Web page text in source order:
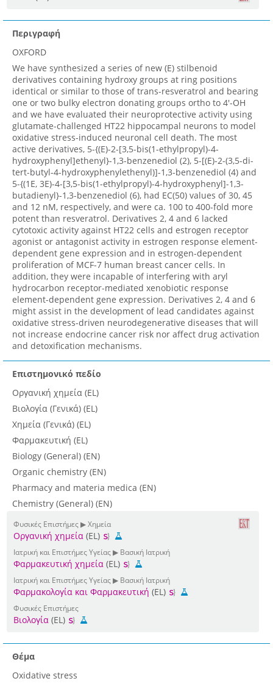
Περιγραφή
OXFORD
We have synthesized a series of new (E) stilbenoid
derivatives containing hydroxy groups at ring positions
identical or similar to those of trans-resveratrol and bearing
one or two bulky electron donating groups ortho to 4'-OH
and we have evaluated their neuroprotective activity using
glutamate-challenged HT22 hippocampal neurons to model
oxidative stress-induced neuronal cell death. The most
active derivatives, 5-{(E)-2-[3,5-bis(1-ethylpropyl)-4-
hydroxyphenyl]ethenyl}-1,3-benzenediol (2), 5-[(E)-2-(3,5-di-
tert-butyl-4-hydroxyphenylethenyl)]-1,3-benzenediol (4) and
5-{(1E, 3E)-4-[3,5-bis(1-ethylpropyl)-4-hydroxyphenyl]-1,3-
butadienyl}-1,3-benzenediol (6), had EC(50) values of 30, 45
and 12 nM, respectively, and were ca. 100 to 400-fold more
potent than resveratrol. Derivatives 2, 4 and 6 lacked
cytotoxic activity against HT22 cells and estrogen receptor
agonist or antagonist activity in estrogen response element-
dependent gene expression and in estrogen-dependent
proliferation of MCF-7 human breast cancer cells. In
addition, they were incapable of interfering with aryl
hydrocarbon receptor-mediated xenobiotic response
element-dependent gene expression. Derivatives 2, 4 and 6
might assist in the development of lead candidates against
oxidative stress-driven neurodegenerative diseases that will
not increase endocrine cancer risk nor affect drug activation
and detoxification mechanisms.
Επιστημονικό πεδίο
Οργανική χημεία (EL)
Βιολογία (Γενικά) (EL)
Χημεία (Γενικά) (EL)
Φαρμακευτική (EL)
Biology (General) (EN)
Organic chemistry (EN)
Pharmacy and materia medica (EN)
Chemistry (General) (EN)
Φυσικές Επιστήμες ▶ Χημεία
Οργανική χημεία (EL)
Ιατρική και Επιστήμες Υγείας ▶ Βασική Ιατρική
Φαρμακευτική χημεία (EL)
Ιατρική και Επιστήμες Υγείας ▶ Βασική Ιατρική
Φαρμακολογία και Φαρμακευτική (EL)
Φυσικές Επιστήμες
Βιολογία (EL)
Θέμα
Oxidative stress